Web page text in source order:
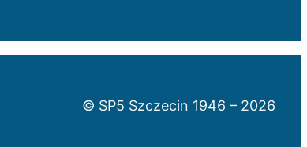
© SP5 Szczecin 1946 – 2026